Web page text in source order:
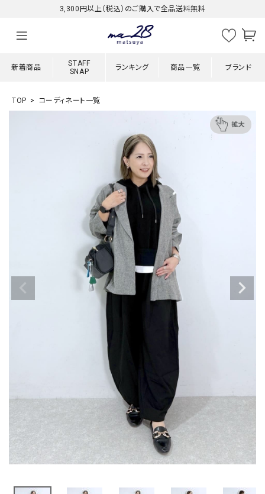
3,300円以上（税込）のご購入で全品送料無料
新着商品
STAFF
SNAP
ランキング 商品一覧 ブランド
TOP コーディネート一覧